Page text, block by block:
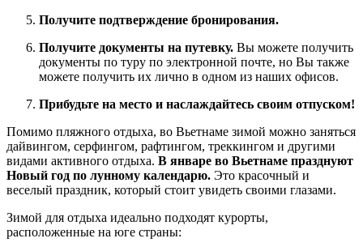
Получите подтверждение бронирования.
Получите документы на путевку. Вы можете получить
документы по туру по электронной почте, но Вы также
можете получить их лично в одном из наших офисов.
Прибудьте на место и наслаждайтесь своим отпуском!
Помимо пляжного отдыха, во Вьетнаме зимой можно заняться
дайвингом, серфингом, рафтингом, треккингом и другими
видами активного отдыха. В январе во Вьетнаме празднуют
Новый год по лунному календарю. Это красочный и
веселый праздник, который стоит увидеть своими глазами.
Зимой для отдыха идеально подходят курорты,
расположенные на юге страны: